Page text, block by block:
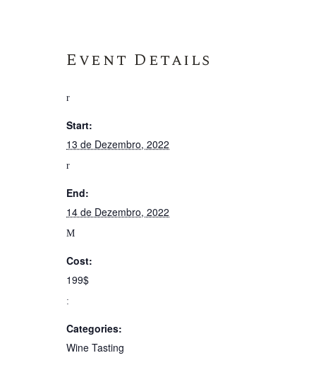
Event Details
Start:
13 de Dezembro, 2022
End:
14 de Dezembro, 2022
Cost:
199$
Categories:
Wine Tasting